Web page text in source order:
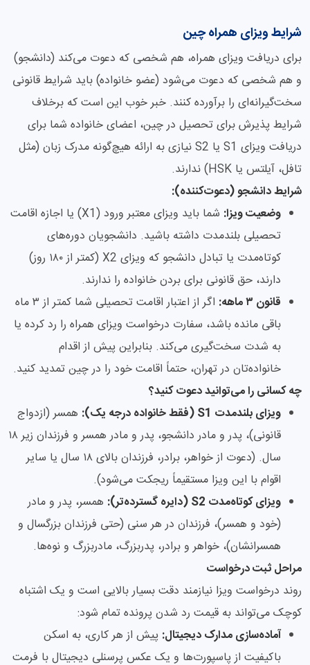
شرایط ویزای همراه چین
برای دریافت ویزای همراه، هم شخصی که دعوت می‌کند (دانشجو)
و هم شخصی که دعوت می‌شود (عضو خانواده) باید شرایط قانونی
سخت‌گیرانه‌ای را برآورده کنند. خبر خوب این است که برخلاف
شرایط پذیرش برای تحصیل در چین، اعضای خانواده شما برای
دریافت ویزای S1 یا S2 نیازی به ارائه هیچ‌گونه مدرک زبان (مثل
تافل، آیلتس یا HSK) ندارند.
شرایط دانشجو (دعوت‌کننده):
وضعیت ویزا:
شما باید ویزای معتبر ورود (X1) یا اجازه اقامت
تحصیلی بلندمدت داشته باشید. دانشجویان دوره‌های
کوتاه‌مدت یا تبادل دانشجو که ویزای X2 (کمتر از ۱۸۰ روز)
دارند، حق قانونی برای بردن خانواده را ندارند.
قانون ۳ ماهه:
اگر از اعتبار اقامت تحصیلی شما کمتر از ۳ ماه
باقی مانده باشد، سفارت درخواست ویزای همراه را رد کرده یا
به شدت سخت‌گیری می‌کند. بنابراین پیش از اقدام
خانواده‌تان در تهران، حتماً اقامت خود را در چین تمدید کنید.
چه کسانی را می‌توانید دعوت کنید؟
ویزای بلندمدت S1 (فقط خانواده درجه یک):
همسر (ازدواج
قانونی)، پدر و مادر دانشجو، پدر و مادر همسر و فرزندان زیر ۱۸
سال. (دعوت از خواهر، برادر، فرزندان بالای ۱۸ سال یا سایر
اقوام با این ویزا مستقیماً ریجکت می‌شود).
ویزای کوتاه‌مدت S2 (دایره گسترده‌تر):
همسر، پدر و مادر
(خود و همسر)، فرزندان در هر سنی (حتی فرزندان بزرگسال و
همسرانشان)، خواهر و برادر، پدربزرگ، مادربزرگ و نوه‌ها.
مراحل ثبت درخواست
روند درخواست ویزا نیازمند دقت بسیار بالایی است و یک اشتباه
کوچک می‌تواند به قیمت رد شدن پرونده تمام شود:
آماده‌سازی مدارک دیجیتال: پیش از هر کاری، به اسکن
باکیفیت از پاسپورت‌ها و یک عکس پرسنلی دیجیتال با فرمت